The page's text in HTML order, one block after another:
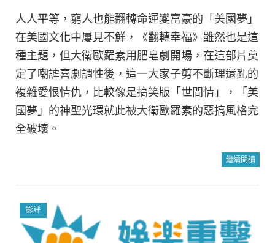
人人平等，窮人也能翻轉命運變富豪的「美國夢」
在美國文化中屢見不鮮，《翻轉幸福》雖然也是這
種主題，但大衛歐羅素用肥皂劇開場，在這部片奠
定了嘲謔喜劇調性後，這一大家子剪不斷理還亂的
複雜愛恨情仇，比較像是搞笑版「世間情」，「美
國夢」的神聖光環就此被大衛歐羅素的惡搞風格完
全破壞。
繼續閱讀
影評